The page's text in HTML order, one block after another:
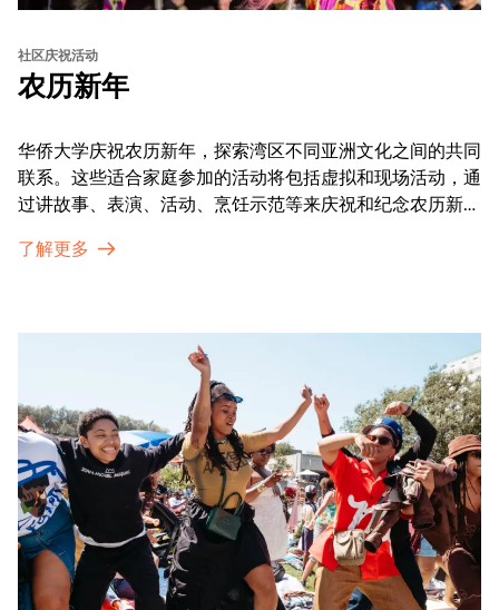
社区庆祝活动
农历新年
华侨大学庆祝农历新年，探索湾区不同亚洲文化之间的共同
联系。这些适合家庭参加的活动将包括虚拟和现场活动，通
过讲故事、表演、活动、烹饪示范等来庆祝和纪念农历新年
通过亲身参与和虚拟的治疗圈来相互支持。
了解更多